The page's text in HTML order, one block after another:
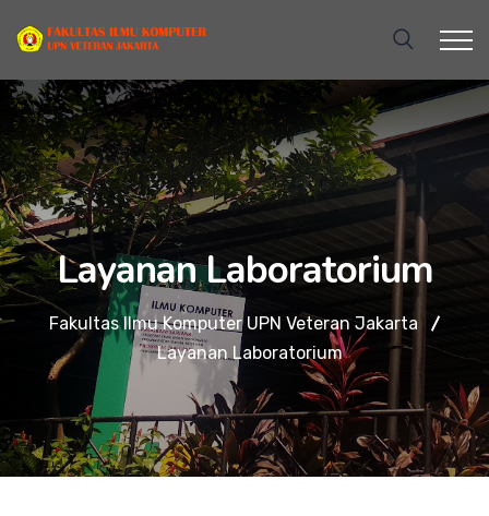
Layanan Laboratorium
Fakultas Ilmu Komputer UPN Veteran Jakarta
Layanan Laboratorium